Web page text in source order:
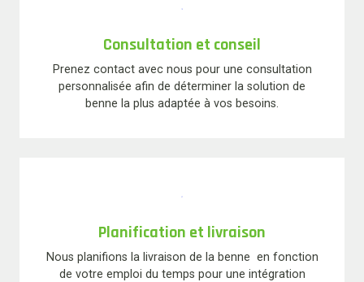
Consultation et conseil
Prenez contact avec nous pour une consultation
personnalisée afin de déterminer la solution de
benne la plus adaptée à vos besoins.
Planification et livraison
Nous planifions la livraison de la benne en fonction
de votre emploi du temps pour une intégration